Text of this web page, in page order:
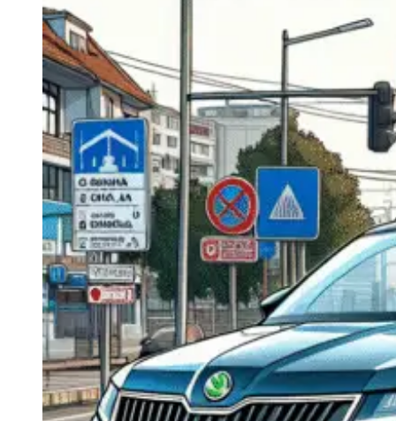
Navigatie Audi A3 8p
Navigatie Audi A4
Navigatie Audi A4 B6
Navigatie Audi A4 B7
Navigatie Audi A4 B8
Navigatie Audi A5
Navigatie Audi A6 C5
Navigatie Audi A6 C6
Navigatie Audi A6 C7
Navigatie Audi Q5
Ford
Navigație Ford Fiesta
Navigație Ford Focus 1
Navigație Ford Focus 2
Navigație Ford Focus MK3
Navigație Ford Mondeo MK3
Navigație Ford Mondeo MK4
Navigație Ford Transit
Mercedes
Navigație Mercedes C Class W203
Navigație Mercedes C Class W204
Navigație Mercedes W203
Navigație Mercedes W204